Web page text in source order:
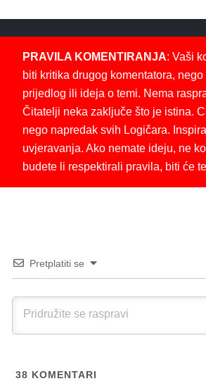
PRAVILA KOMENTIRANJA: Vaši
biti kritika drugog komentatora,
prijedlog ili ideja o temi. Nema
Čitatelji neka zaključe što je istina.
nego napredak svih Logičara.
uvjeravanja. Ako nemate ideju, ne
budete li respektirali pravila, biti će
Pretplatiti se
38 KOMENTARI